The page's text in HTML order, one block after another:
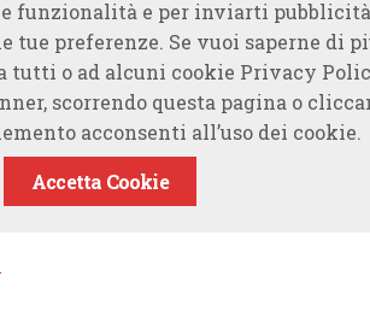
funzionalità e per inviarti
tue preferenze. Se vuoi saperne di
tutti o ad alcuni cookie Privacy
scorrendo questa pagina o
acconsenti all’uso dei cookie.
Accetta Cookie